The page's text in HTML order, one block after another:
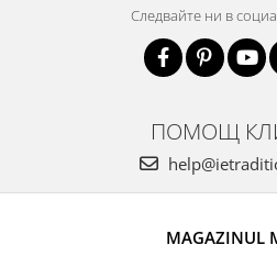
Следвайте ни в
ПОМОЩ
MAGAZINUL